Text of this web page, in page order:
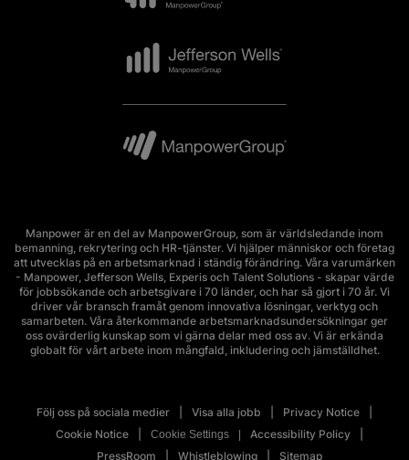
Manpower är en del av ManpowerGroup, som är världsledande inom
bemanning, rekrytering och HR-tjänster. Vi hjälper människor och företag
att utvecklas på en arbetsmarknad i ständig förändring. Våra varumärken
- Manpower, Jefferson Wells, Experis och Talent Solutions - skapar värde
för jobbsökande och arbetsgivare i 70 länder, och har så gjort i 70 år. Vi
driver vår bransch framåt genom innovativa lösningar, verktyg och
samarbeten. Våra återkommande arbetsmarknadsundersökningar ger
oss ovärderlig kunskap som vi gärna delar med oss av. Vi är erkända
globalt för vårt arbete inom mångfald, inkludering och jämställdhet.
Följ oss på sociala medier Visa alla jobb
Privacy Notice
Cookie Notice
Cookie Settings
Accessibility Policy
PressRoom
Whistleblowing Sitemap